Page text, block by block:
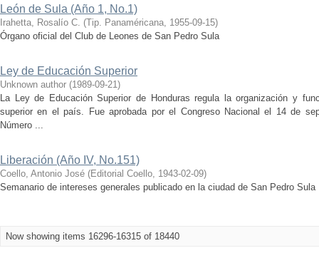
León de Sula (Año 1, No.1)
Irahetta, Rosalío C. (Tip. Panaméricana, 1955-09-15)
Órgano oficial del Club de Leones de San Pedro Sula
Ley de Educación Superior
Unknown author (1989-09-21)
La Ley de Educación Superior de Honduras regula la organización y
superior en el país. Fue aprobada por el Congreso Nacional el 14 de
Número ...
Liberación (Año IV, No.151)
Coello, Antonio José (Editorial Coello, 1943-02-09)
Semanario de intereses generales publicado en la ciudad de San Pedro Sula
Now showing items 16296-16315 of 18440